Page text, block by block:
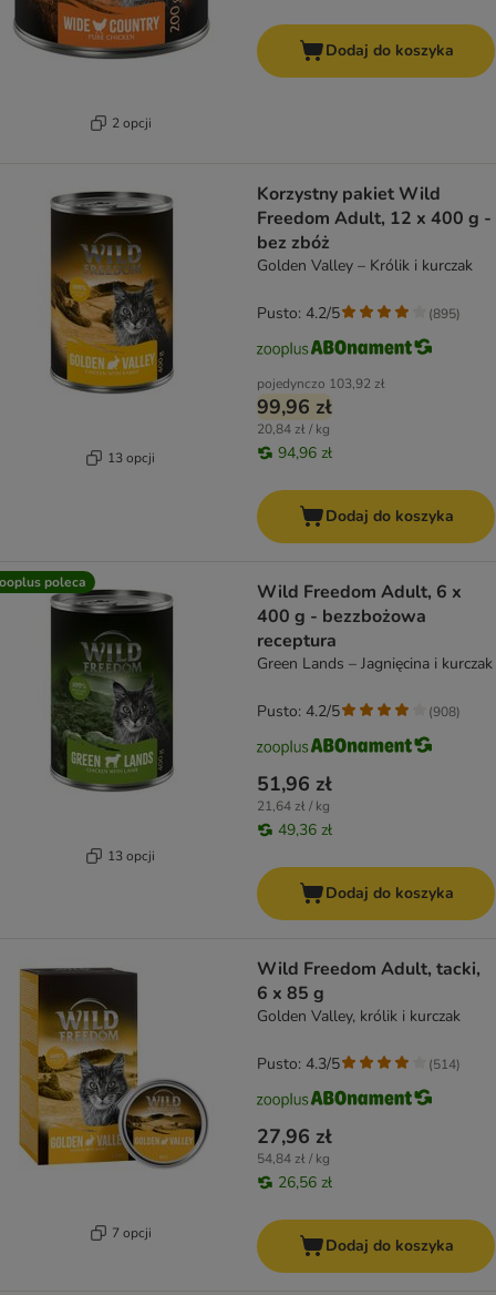
2 opcji
Dodaj do koszyka
13 opcji
Korzystny pakiet Wild
Freedom Adult, 12 x 400 g -
bez zbóż
Golden Valley – Królik i kurczak
pojedynczo 103,92 zł
99,96 zł
20,84 zł / kg
94,96 zł
Pusto: 4.2/5 (895)
Dodaj do koszyka
poleca
13 opcji
Wild Freedom Adult, 6 x
400 g - bezzbożowa
receptura
Green Lands – Jagnięcina i kurczak
51,96 zł
21,64 zł / kg
49,36 zł
Pusto: 4.2/5 (908)
Dodaj do koszyka
7 opcji
Wild Freedom Adult, tacki,
6 x 85 g
Golden Valley, królik i kurczak
27,96 zł
54,84 zł / kg
26,56 zł
Pusto: 4.3/5 (514)
Dodaj do koszyka